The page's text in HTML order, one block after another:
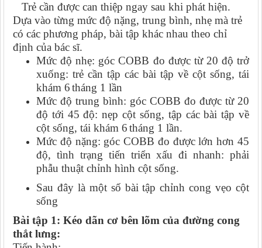
Trẻ cần được can thiệp ngay sau khi phát hiện.
Dựa vào từng mức độ nặng, trung bình, nhẹ mà trẻ
có các phương pháp, bài tập khác nhau theo chỉ
định của bác sĩ.
Mức độ nhẹ: góc COBB đo được từ 20 độ trở
xuống: trẻ cần tập các bài tập về cột sống, tái
khám 6tháng 1 lần
Mức độ trung bình: góc COBB đo được từ 20
độ tới 45 độ: nẹp cột sống, tập các bài tập về
cột sống, tái khám 6tháng 1 lần.
Mức độ nặng: góc COBB đo được lớn hơn 45
độ, tình trạng tiến triển xấu đi nhanh: phải
phẫu thuật chỉnh hình cột sống.
Sau đây là một số bài tập chỉnh cong vẹo cột
sống
Bài tập 1: Kéo dãn cơ bên lõm của đường cong
thắt lưng: